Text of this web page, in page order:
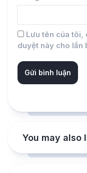
Lưu tên của tôi,
duyệt này cho lần
You may also